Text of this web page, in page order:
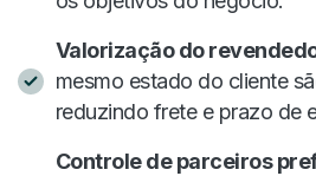
Valorização do
mesmo estado do cliente
reduzindo frete e prazo de
Controle de parceiros